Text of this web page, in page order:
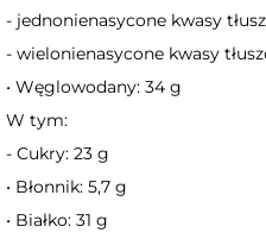
- jednonienasycone kwasy
- wielonienasycone kwasy
• Węglowodany: 34 g
W tym:
- Cukry: 23 g
• Błonnik: 5,7 g
• Białko: 31 g